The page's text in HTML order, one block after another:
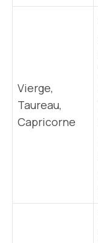
Vierge,
Taureau,
Capricorne